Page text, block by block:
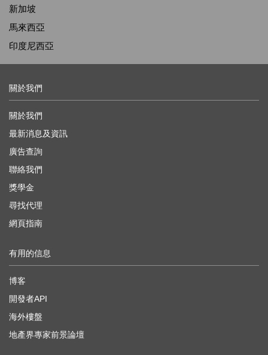
新加坡
馬來西亞
印度尼西亞
關於我們
關於我們
最新消息及資訊
廣告查詢
聯絡我們
獎學金
尋找代理
網頁指南
有用的信息
博客
開發者API
海外樓盤
地產界專家前景論壇